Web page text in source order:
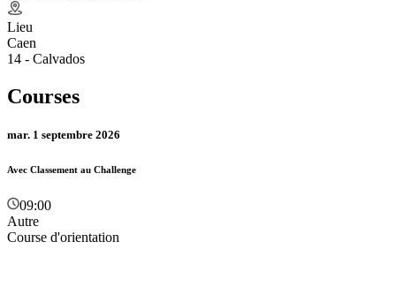
Lieu
Caen
14 - Calvados
Courses
mar. 1 septembre 2026
Avec Classement au Challenge
09:00
Autre
Course d'orientation